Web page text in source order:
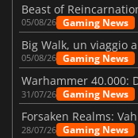
05/08/26 Gaming News
Big Walk, un viaggio
05/08/26 Gaming News
31/07/26 Gaming News
28/07/26 Gaming News